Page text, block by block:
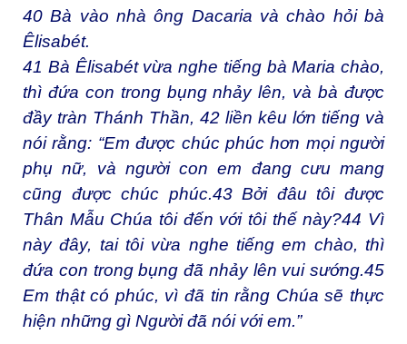
40 Bà vào nhà ông Dacaria và chào hỏi bà
Êlisabét.
41 Bà Êlisabét vừa nghe tiếng bà Maria chào,
thì đứa con trong bụng nhảy lên, và bà được
đầy tràn Thánh Thần, 42 liền kêu lớn tiếng và
nói rằng: “Em được chúc phúc hơn mọi người
phụ nữ, và người con em đang cưu mang
cũng được chúc phúc.43Bởi đâu tôi được
Thân Mẫu Chúa tôi đến với tôi thế này?44 Vì
này đây, tai tôi vừa nghe tiếng em chào, thì
đứa con trong bụng đã nhảy lên vui sướng.45
Em thật có phúc, vì đã tin rằng Chúa sẽ thực
hiện những gì Người đã nói với em.”